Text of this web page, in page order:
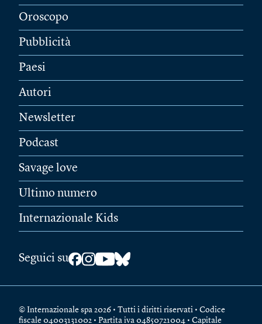
Oroscopo
Pubblicità
Paesi
Autori
Newsletter
Podcast
Savage love
Ultimo numero
Internazionale Kids
Seguici su
© Internazionale spa 2026 • Tutti i diritti riservati • Codice
fiscale 04003131002 • Partita iva 04850721004 • Capitale